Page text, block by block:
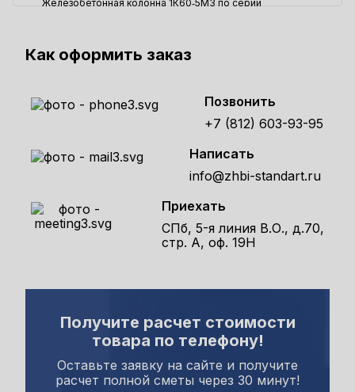
Железобетонная колонна 1К60‑5М3 по серии
Как оформить заказ
Позвонить
+7 (812) 603-93-95
Написать
info@zhbi-standart.ru
Приехать
СПб, 5-я линия В.О., д.70,
стр. А, оф. 19Н
Получите расчет стоимости
товара по телефону!
Оставьте заявку на сайте и получите
расчет полной сметы через 30 минут!